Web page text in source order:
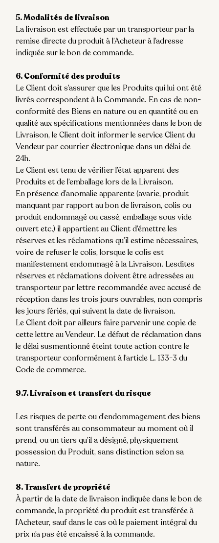
5. Modalités de livraison
La livraison est effectuée par un transporteur par la
remise directe du produit à l’Acheteur à l’adresse
indiquée sur le bon de commande.
6. Conformité des produits
Le Client doit s’assurer que les Produits qui lui ont été
livrés correspondent à la Commande. En cas de non-
conformité des Biens en nature ou en quantité ou en
qualité aux spécifications mentionnées dans le bon de
Livraison, le Client doit informer le service Client du
Vendeur par courrier électronique dans undélai de
24h.
Le Client est tenu de vérifier l’état apparent des
Produits et de l’emballage lors de la Livraison.
En présence d’anomalie apparente (avarie, produit
manquant par rapport au bon de livraison, colis ou
produit endommagé ou cassé, emballage sous vide
ouvert etc.) il appartient au Client d’émettre les
réserves et les réclamations qu’il estime nécessaires,
voire de refuser le colis, lorsque le colis est
manifestement endommagé à la Livraison. Lesdites
réserves et réclamations doivent être adressées au
transporteur par lettre recommandée avec accusé de
réception dans les trois jours ouvrables, non compris
les jours fériés, qui suivent la date de livraison.
Le Client doit par ailleurs faire parvenir une copie de
cette lettre au Vendeur. Le défaut de réclamation dans
le délai susmentionné éteint toute action contre le
transporteur conformément à l’article L. 133-3 du
Code de commerce.
9.7. Livraison et transfert du risque
Les risques de perte ou d’endommagement des biens
sont transférés au consommateur au moment où il
prend, ou un tiers qu’il a désigné, physiquement
possession du Produit, sans distinction selon sa
nature.
8. Transfert de propriété
À partir de la date de livraison indiquée dans le bon de
commande, la propriété du produit est transférée à
l’Acheteur, sauf dans le cas où le paiement intégral du
prix n’a pas été encaissé à la commande.